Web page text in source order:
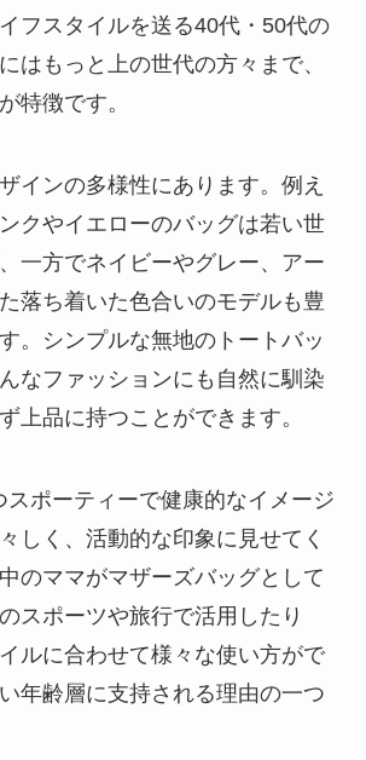
フスタイルを送る40代・50代の
はもっと上の世代の方々まで、
特徴です。
インの多様性にあります。例え
クやイエローのバッグは若い世
一方でネイビーやグレー、アー
落ち着いた色合いのモデルも豊
。シンプルな無地のトートバッ
なファッションにも自然に馴染
上品に持つことができます。
スポーティーで健康的なイメージ
しく、活動的な印象に見せてく
のママがマザーズバッグとして
スポーツや旅行で活用したり
ルに合わせて様々な使い方がで
年齢層に支持される理由の一つ